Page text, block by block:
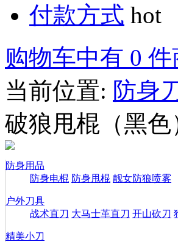
付款方式 hot
购物车中有 0 件
当前位置: 防身
破狼甩棍（黑色
防身用品
防身电棍 防身甩棍 靓女防狼喷雾
户外刀具
战术直刀 大马士革直刀 开山砍刀
精美小刀